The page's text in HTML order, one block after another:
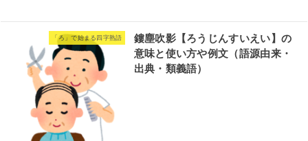
「ろ」で始まる四字熟語
鏤塵吹影【ろうじんすいえい】の
意味と使い方や例文（語源由来・
出典・類義語）